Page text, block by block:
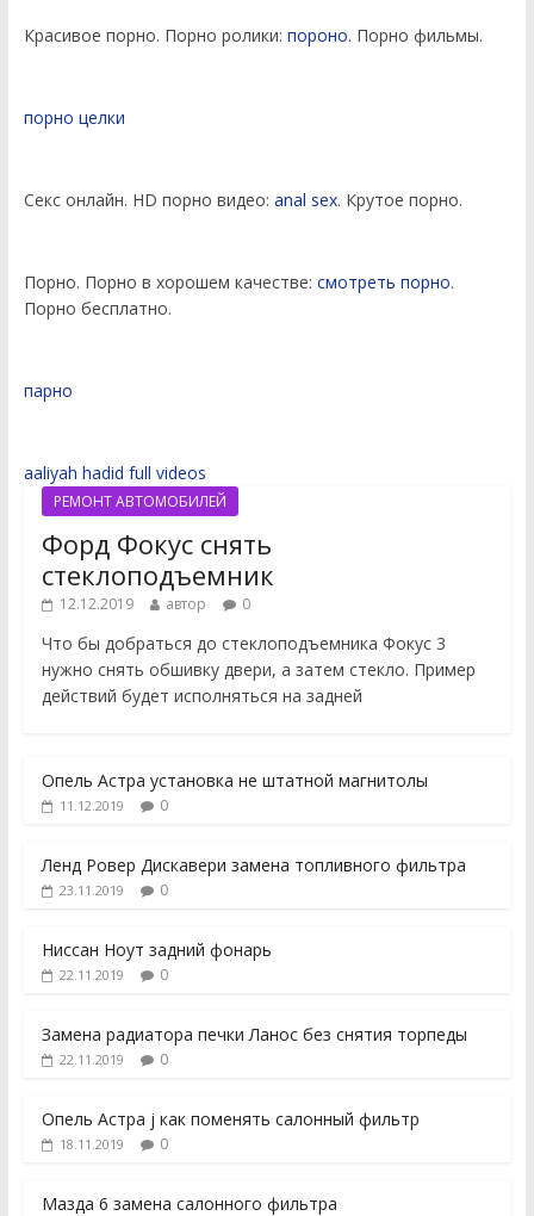
Красивое порно. Порно ролики: пороно. Порно фильмы.
порно целки
Секс онлайн. HD порно видео: anal sex. Крутое порно.
Порно. Порно в хорошем качестве: смотреть порно.
Порно бесплатно.
парно
aaliyah hadid full videos
РЕМОНТ АВТОМОБИЛЕЙ
Форд Фокус снять
стеклоподъемник
12.12.2019 автор 0
Что бы добраться до стеклоподъемника Фокус 3
нужно снять обшивку двери, а затем стекло. Пример
действий будет исполняться на задней
Опель Астра установка не штатной магнитолы
11.12.2019 0
Ленд Ровер Дискавери замена топливного фильтра
23.11.2019 0
Ниссан Ноут задний фонарь
22.11.2019 0
Замена радиатора печки Ланос без снятия торпеды
22.11.2019 0
Опель Астра j как поменять салонный фильтр
18.11.2019 0
Мазда 6 замена салонного фильтра